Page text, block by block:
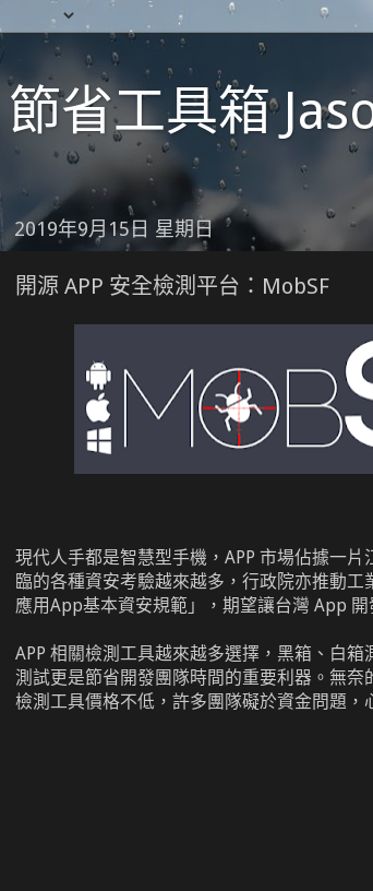
節省工具箱
2019年9月15日 星期日
開源 APP 安全檢測平台：MobSF
現代人手都是智慧型手機，APP 市場佔據一
臨的各種資安考驗越來越多，行政院亦推動工
應用App基本資安規範」，期望讓台灣 App 開
APP 相關檢測工具越來越多選擇，黑箱、白
測試更是節省開發團隊時間的重要利器。無奈
檢測工具價格不低，許多團隊礙於資金問題，